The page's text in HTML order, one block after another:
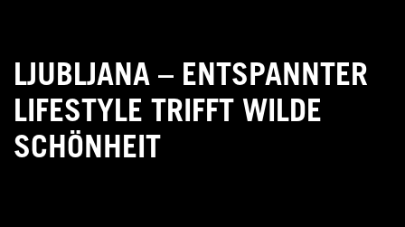
LJUBLJANA – ENTSPANNTER
LIFESTYLE TRIFFT WILDE
SCHÖNHEIT